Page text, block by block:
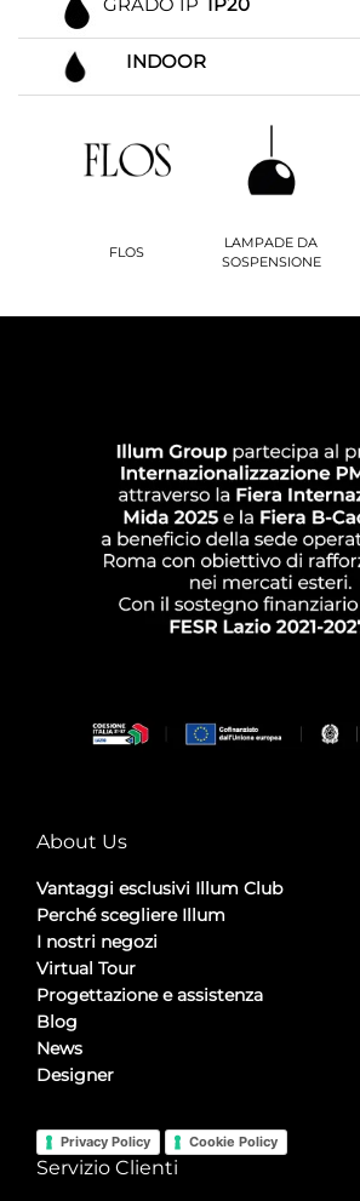
GRADO IP IP20
INDOOR
FLOS
LAMPADE DA
SOSPENSIONE
About Us
Vantaggi esclusivi Illum Club
Perché scegliere Illum
I nostri negozi
Virtual Tour
Progettazione e assistenza
Blog
News
Designer
Privacy Policy Cookie Policy
Servizio Clienti